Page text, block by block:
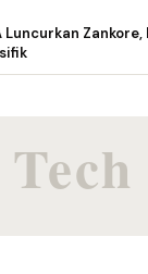
Luncurkan Zankore,